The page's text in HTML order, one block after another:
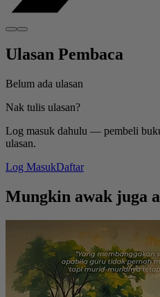
Ulasan Pembaca
Belum ada ulasan
Nak tulis ulasan?
Log masuk dahulu — pembeli
ulasan.
Log MasukDaftar
Mungkin awak juga